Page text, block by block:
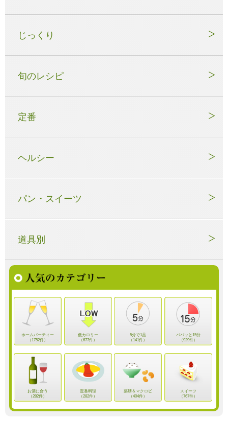
じっくり
旬のレシピ
定番
ヘルシー
パン・スイーツ
道具別
ホームパーティー
（1752件）
低カロリー
（677件）
5分で1品
（141件）
パパッと15分
（929件）
お酒に合う
（282件）
定番料理
（282件）
薬膳＆マクロビ
（404件）
スイーツ
（767件）